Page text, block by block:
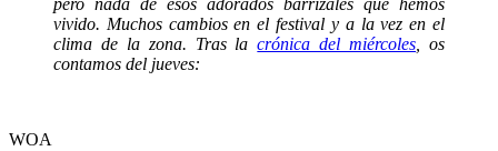
pero nada de esos adorados barrizales que hemos
vivido. Muchos cambios en el festival y a la vez en el
clima de la zona. Tras lacrónica del miércoles , os
contamos del jueves:
WOA